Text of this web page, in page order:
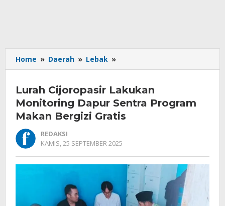
Home » Daerah » Lebak »
Cijoropasir
Monitoring
Dapur
Sentra
Program
Bergizi
Gratis
Lurah Cijoropasir Lakukan
Monitoring Dapur Sentra Program
Makan Bergizi Gratis
REDAKSI
KAMIS, 25 SEPTEMBER 2025